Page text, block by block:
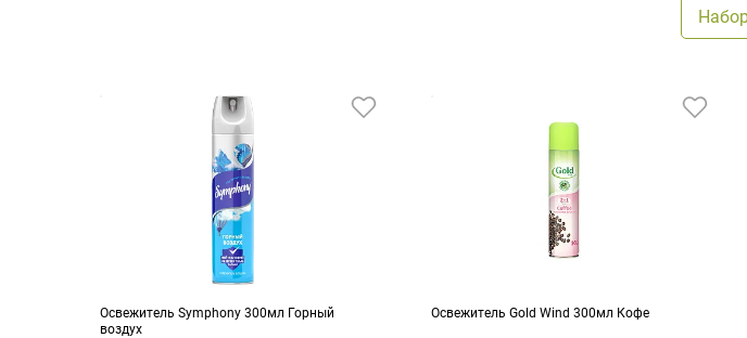
Освежитель Symphony 300мл Горный
воздух
Освежитель Gold Wind 300мл Кофе